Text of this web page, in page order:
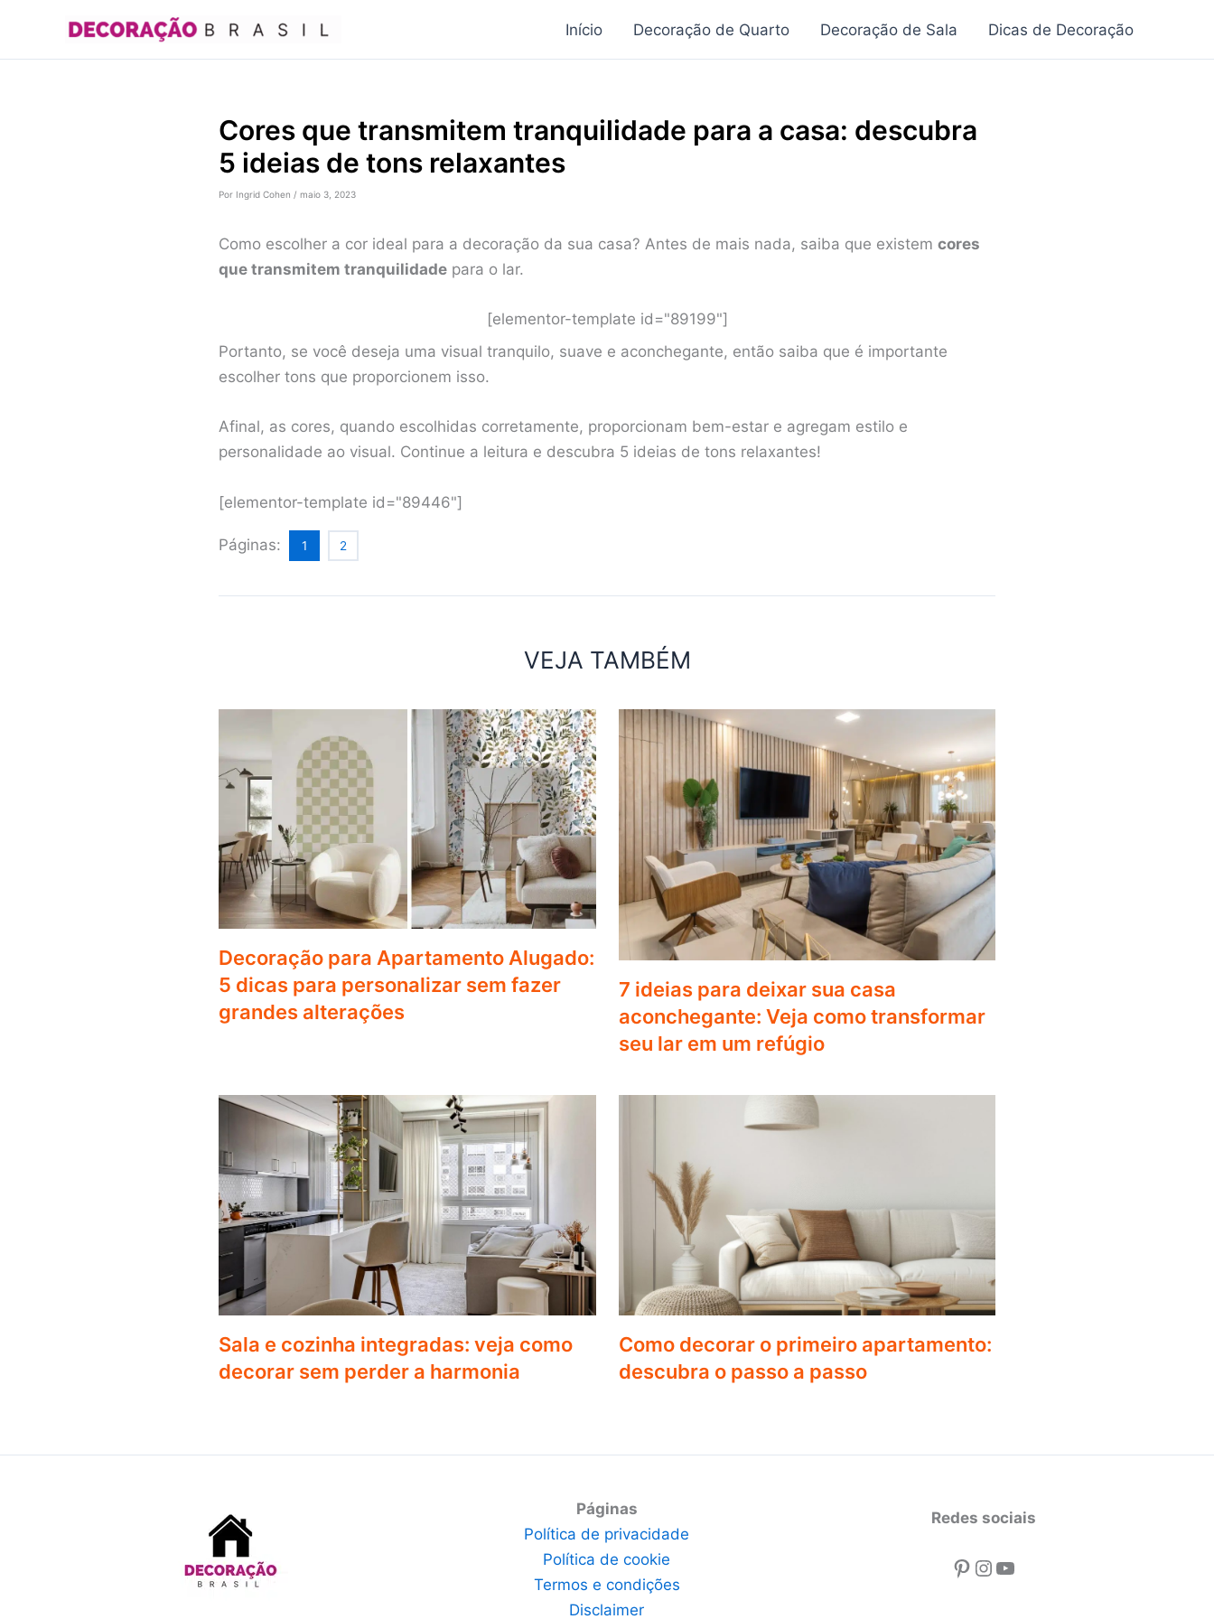
o
Início Decoração de Quarto Decoração de Sala Dicas de Decoração
Cores que transmitem tranquilidade para a casa: descubra
5 ideias de tons relaxantes
Por Ingrid Cohen / maio 3, 2023
Como escolher a cor ideal para a decoração da sua casa? Antes de mais nada, saiba que existem cores
que transmitem tranquilidade para o lar.
[elementor-template id="89199"]
Portanto, se você deseja uma visual tranquilo, suave e aconchegante, então saiba que é importante
escolher tons que proporcionem isso.
Afinal, as cores, quando escolhidas corretamente, proporcionam bem-estar e agregam estilo e
personalidade ao visual. Continue a leitura e descubra 5 ideias de tons relaxantes!
[elementor-template id="89446"]
Páginas: 1 2
VEJA TAMBÉM
Decoração para Apartamento Alugado:
5 dicas para personalizar sem fazer
grandes alterações
7 ideias para deixar sua casa
aconchegante: Veja como transformar
seu lar em um refúgio
Sala e cozinha integradas: veja como
decorar sem perder a harmonia
Como decorar o primeiro apartamento:
descubra o passo a passo
Páginas
Política de privacidade
Política de cookie
Termos e condições
Disclaimer
Redes sociais
Pinterest
Instagram
Youtube